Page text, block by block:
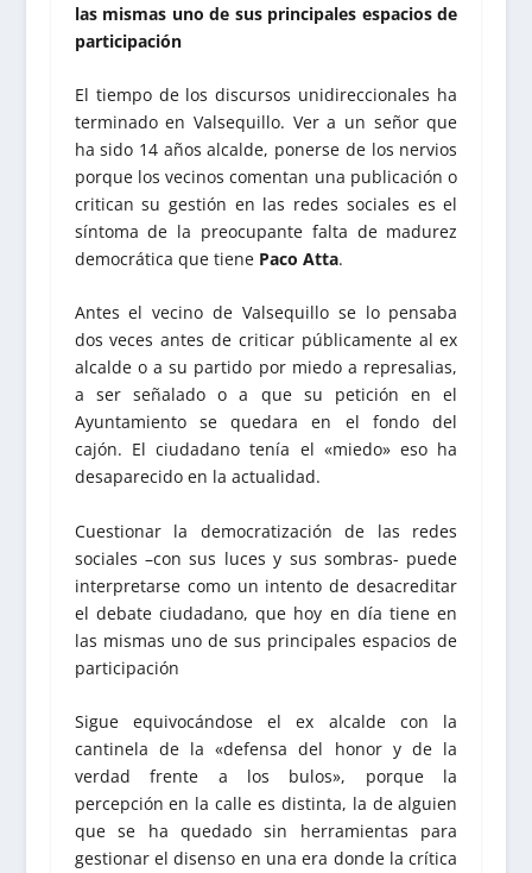
las mismas uno de sus principales espacios de
participación
El tiempo de los discursos unidireccionales ha
terminado en Valsequillo. Ver a un señor que
ha sido 14 años alcalde, ponerse de los nervios
porque los vecinos comentan una publicación o
critican su gestión en las redes sociales es el
síntoma de la preocupante falta de madurez
democrática que tiene Paco Atta.
Antes el vecino de Valsequillo se lo pensaba
dos veces antes de criticar públicamente al ex
alcalde o a su partido por miedo a represalias,
a ser señalado o a que su petición en el
Ayuntamiento se quedara en el fondo del
cajón. El ciudadano tenía el «miedo» eso ha
desaparecido en la actualidad.
Cuestionar la democratización de las redes
sociales –con sus luces y sus sombras- puede
interpretarse como un intento de desacreditar
el debate ciudadano, que hoy en día tiene en
las mismas uno de sus principales espacios de
participación
Sigue equivocándose el ex alcalde con la
cantinela de la «defensa del honor y de la
verdad frente a los bulos», porque la
percepción en la calle es distinta, la de alguien
que se ha quedado sin herramientas para
gestionar el disenso en una era donde la crítica